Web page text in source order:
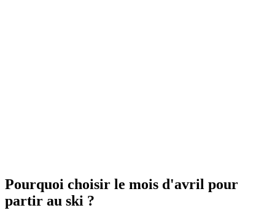
Pourquoi choisir le mois d'avril pour
partir au ski ?